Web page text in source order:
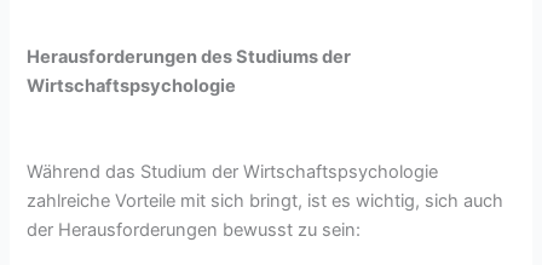
Herausforderungen des Studiums der
Wirtschaftspsychologie
Während das Studium der Wirtschaftspsychologie
zahlreiche Vorteile mit sich bringt, ist es wichtig, sich auch
der Herausforderungen bewusst zu sein: